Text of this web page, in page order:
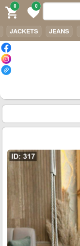
0
favorite
0
shopping_cart
JACKETS JEANS